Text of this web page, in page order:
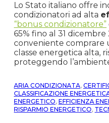
Lo Stato italiano offre
condizionatori ad alta
“bonus condizionatore”
65% fino al 31
conveniente comprare
classe energetica alta,
proteggendo
ARIA CONDIZIONATA,
CLASSIFICAZIONE
ENERGETICO, EFFICIENZA
RISPARMIO ENERGETICO,